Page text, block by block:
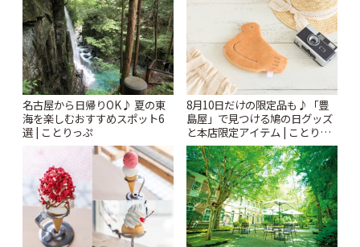
名古屋から日帰りOK♪ 夏の東
海を楽しむおすすめスポット6
選 | ことりっぷ
8月10日だけの限定品も♪「豊
島屋」で見つける鳩の日グッズ
と本店限定アイテム | ことりっ
ぷ